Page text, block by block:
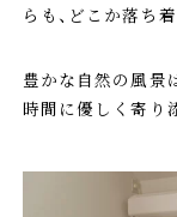
らも、どこか落ち
豊かな自然の風景
時間に優しく寄り